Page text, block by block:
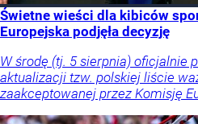
Świetne wieści dla kibiców
Europejska podjęła decyzję
W środę (tj. 5 sierpnia) oficjalnie
aktualizacji tzw. polskiej liście
zaakceptowanej przez Komisję